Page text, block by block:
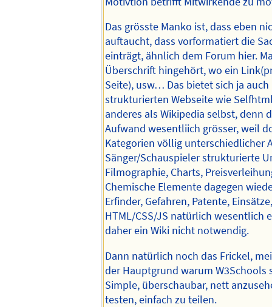
Das grösste Manko ist, dass eben
auftaucht, dass vorformatiert die
einträgt, ähnlich dem Forum hier.
Überschrift hingehört, wo ein
Seite), usw… Das bietet sich ja auch
strukturierten Webseite wie
anderes als Wikipedia selbst, denn
Aufwand wesentliich grösser, weil
Kategorien völlig unterschiedlicher
Sänger/Schauspieler strukturierte
Filmographie, Charts,
Chemische Elemente dagegen
Erfinder, Gefahren, Patente,
HTML/CSS/JS natürlich wesentlich
daher ein Wiki nicht notwendig.
Dann natürlich noch das Frickel,
der Hauptgrund warum W3Schools
Simple, überschaubar, nett
testen, einfach zu teilen.